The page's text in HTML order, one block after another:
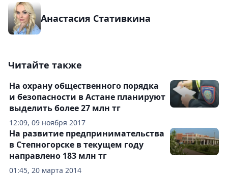
Анастасия Стативкина
Читайте также
12:09, 09 ноября 2017
На охрану общественного порядка
и безопасности в Астане планируют
выделить более 27 млн тг
01:45, 20 марта 2014
На развитие предпринимательства
в Степногорске в текущем году
направлено 183 млн тг